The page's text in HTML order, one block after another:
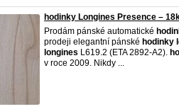
hodinky Longines Presence –
Prodám pánské automatické
prodeji elegantní pánské hodinky
longines L619.2 (ETA 2892-A2).
v roce 2009. Nikdy ...